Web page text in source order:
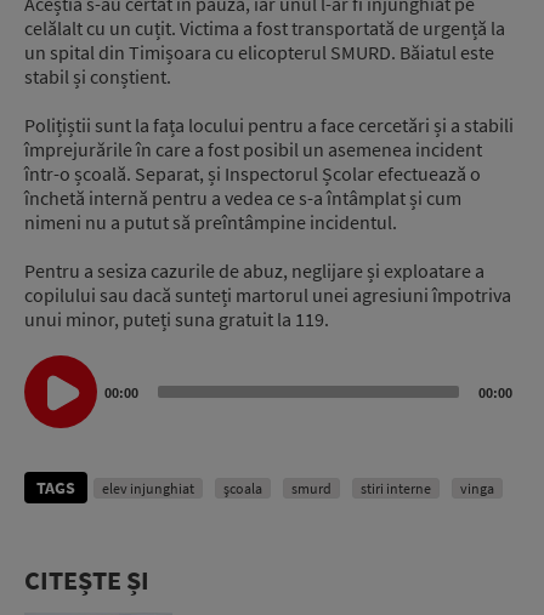
celălalt cu un cuțit. Victima a fost transportată de urgență la
un spital din Timișoara cu elicopterul SMURD. Băiatul este
stabil și conștient.
Polițiștii sunt la fața locului pentru a face cercetări și a stabili
împrejurările în care a fost posibil un asemenea incident
într-o școală. Separat, și Inspectorul Școlar efectuează o
închetă internă pentru a vedea ce s-a întâmplat și cum
nimeni nu a putut să preîntâmpine incidentul.
Pentru a sesiza cazurile de abuz, neglijare și exploatare a
copilului sau dacă sunteți martorul unei agresiuni împotriva
unui minor, puteți suna gratuit la 119.
Audio
Player
00:00 00:00
TAGS elev injunghiat școala smurd stiri interne vinga
CITEȘTE ȘI